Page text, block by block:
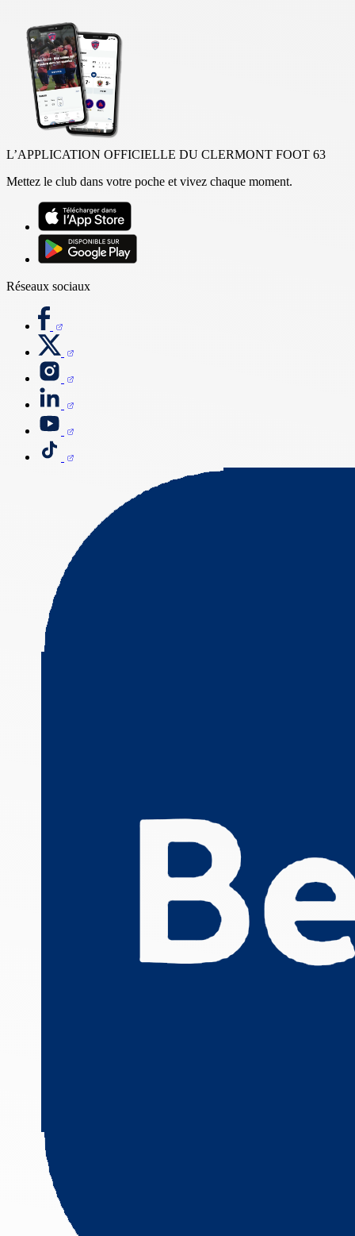
L’APPLICATION OFFICIELLE DU CLERMONT FOOT 63
Mettez le club dans votre poche et vivez chaque moment.
Réseaux sociaux